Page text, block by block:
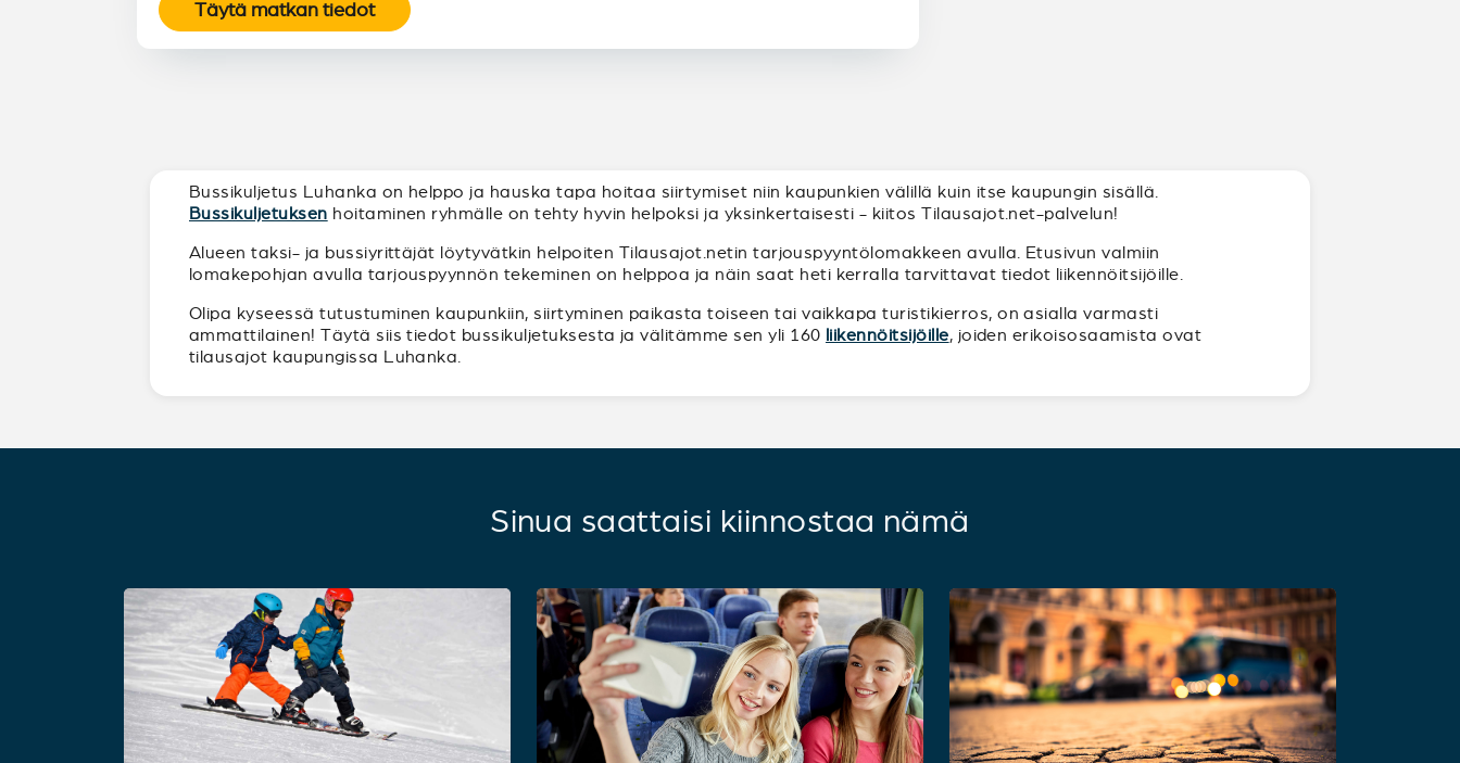
Täytä matkan tiedot
Bussikuljetus Luhanka on helppo ja hauska tapa hoitaa siirtymiset niin kaupunkien välillä kuin itse kaupungin sisällä.
Bussikuljetuksen hoitaminen ryhmälle on tehty hyvin helpoksi ja yksinkertaisesti - kiitos Tilausajot.net-palvelun!
Alueen taksi- ja bussiyrittäjät löytyvätkin helpoiten Tilausajot.netin tarjouspyyntölomakkeen avulla. Etusivun valmiin
lomakepohjan avulla tarjouspyynnön tekeminen on helppoa ja näin saat heti kerralla tarvittavat tiedot liikennöitsijöille.
Olipa kyseessä tutustuminen kaupunkiin, siirtyminen paikasta toiseen tai vaikkapa turistikierros, on asialla varmasti
ammattilainen! Täytä siis tiedot bussikuljetuksesta ja välitämme sen yli 160 liikennöitsijöille, joiden erikoisosaamista ovat
tilausajot kaupungissa Luhanka.
Sinua saattaisi kiinnostaa nämä